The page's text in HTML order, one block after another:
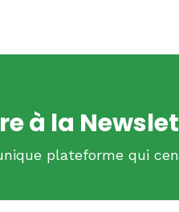
à la
plateforme qui